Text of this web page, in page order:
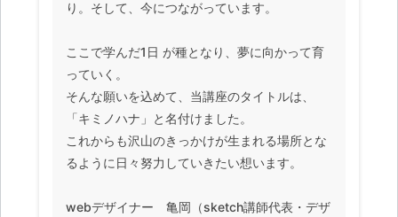
り。そして、今につながっています。
ここで学んだ1日 が種となり、夢に向かって育
っていく。
そんな願いを込めて、当講座のタイトルは、
「キミノハナ」と名付けました。
これからも沢山のきっかけが生まれる場所とな
るように日々努力していきたい想います。
webデザイナー 亀岡（sketch講師代表・デザ